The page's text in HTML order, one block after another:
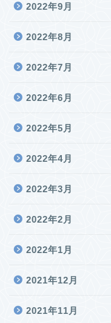
2022年9月
2022年8月
2022年7月
2022年6月
2022年5月
2022年4月
2022年3月
2022年2月
2022年1月
2021年12月
2021年11月